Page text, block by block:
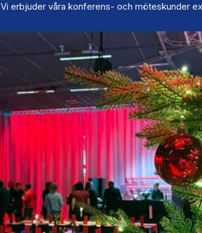
Vi erbjuder våra konferens- och möteskunder